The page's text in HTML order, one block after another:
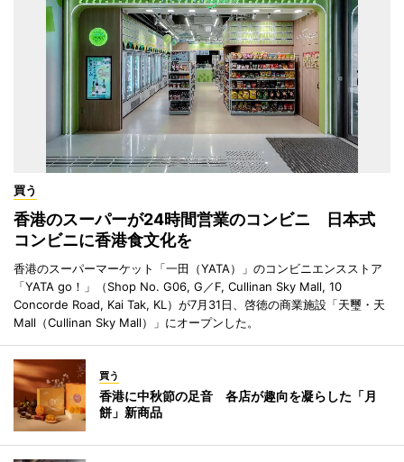
買う
香港のスーパーが24時間営業のコンビニ 日本式
コンビニに香港食文化を
香港のスーパーマーケット「一田（YATA）」のコンビニエンスストア
「YATA go！」（Shop No. G06, G／F, Cullinan Sky Mall, 10
Concorde Road, Kai Tak, KL）が7月31日、啓徳の商業施設「天璽・天
Mall（Cullinan Sky Mall）」にオープンした。
買う
香港に中秋節の足音 各店が趣向を凝らした「月
餅」新商品